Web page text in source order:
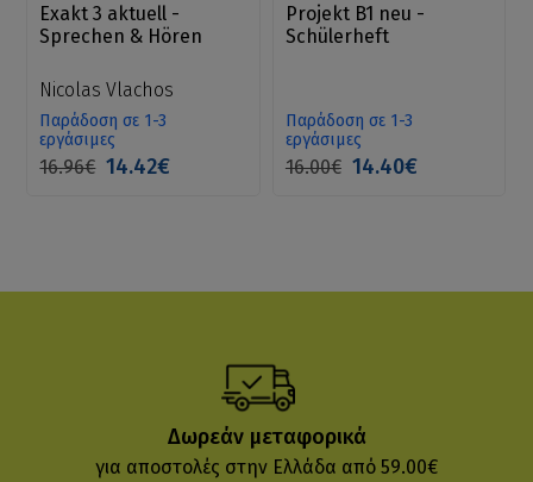
Exakt 3 aktuell -
Sprechen & Hören
Nicolas Vlachos
Παράδοση σε 1-3
εργάσιμες
16.96€ 14.42€
Projekt B1 neu -
Schülerheft
Παράδοση σε 1-3
εργάσιμες
16.00€ 14.40€
Δωρεάν μεταφορικά
για αποστολές στην Ελλάδα από 59.00€